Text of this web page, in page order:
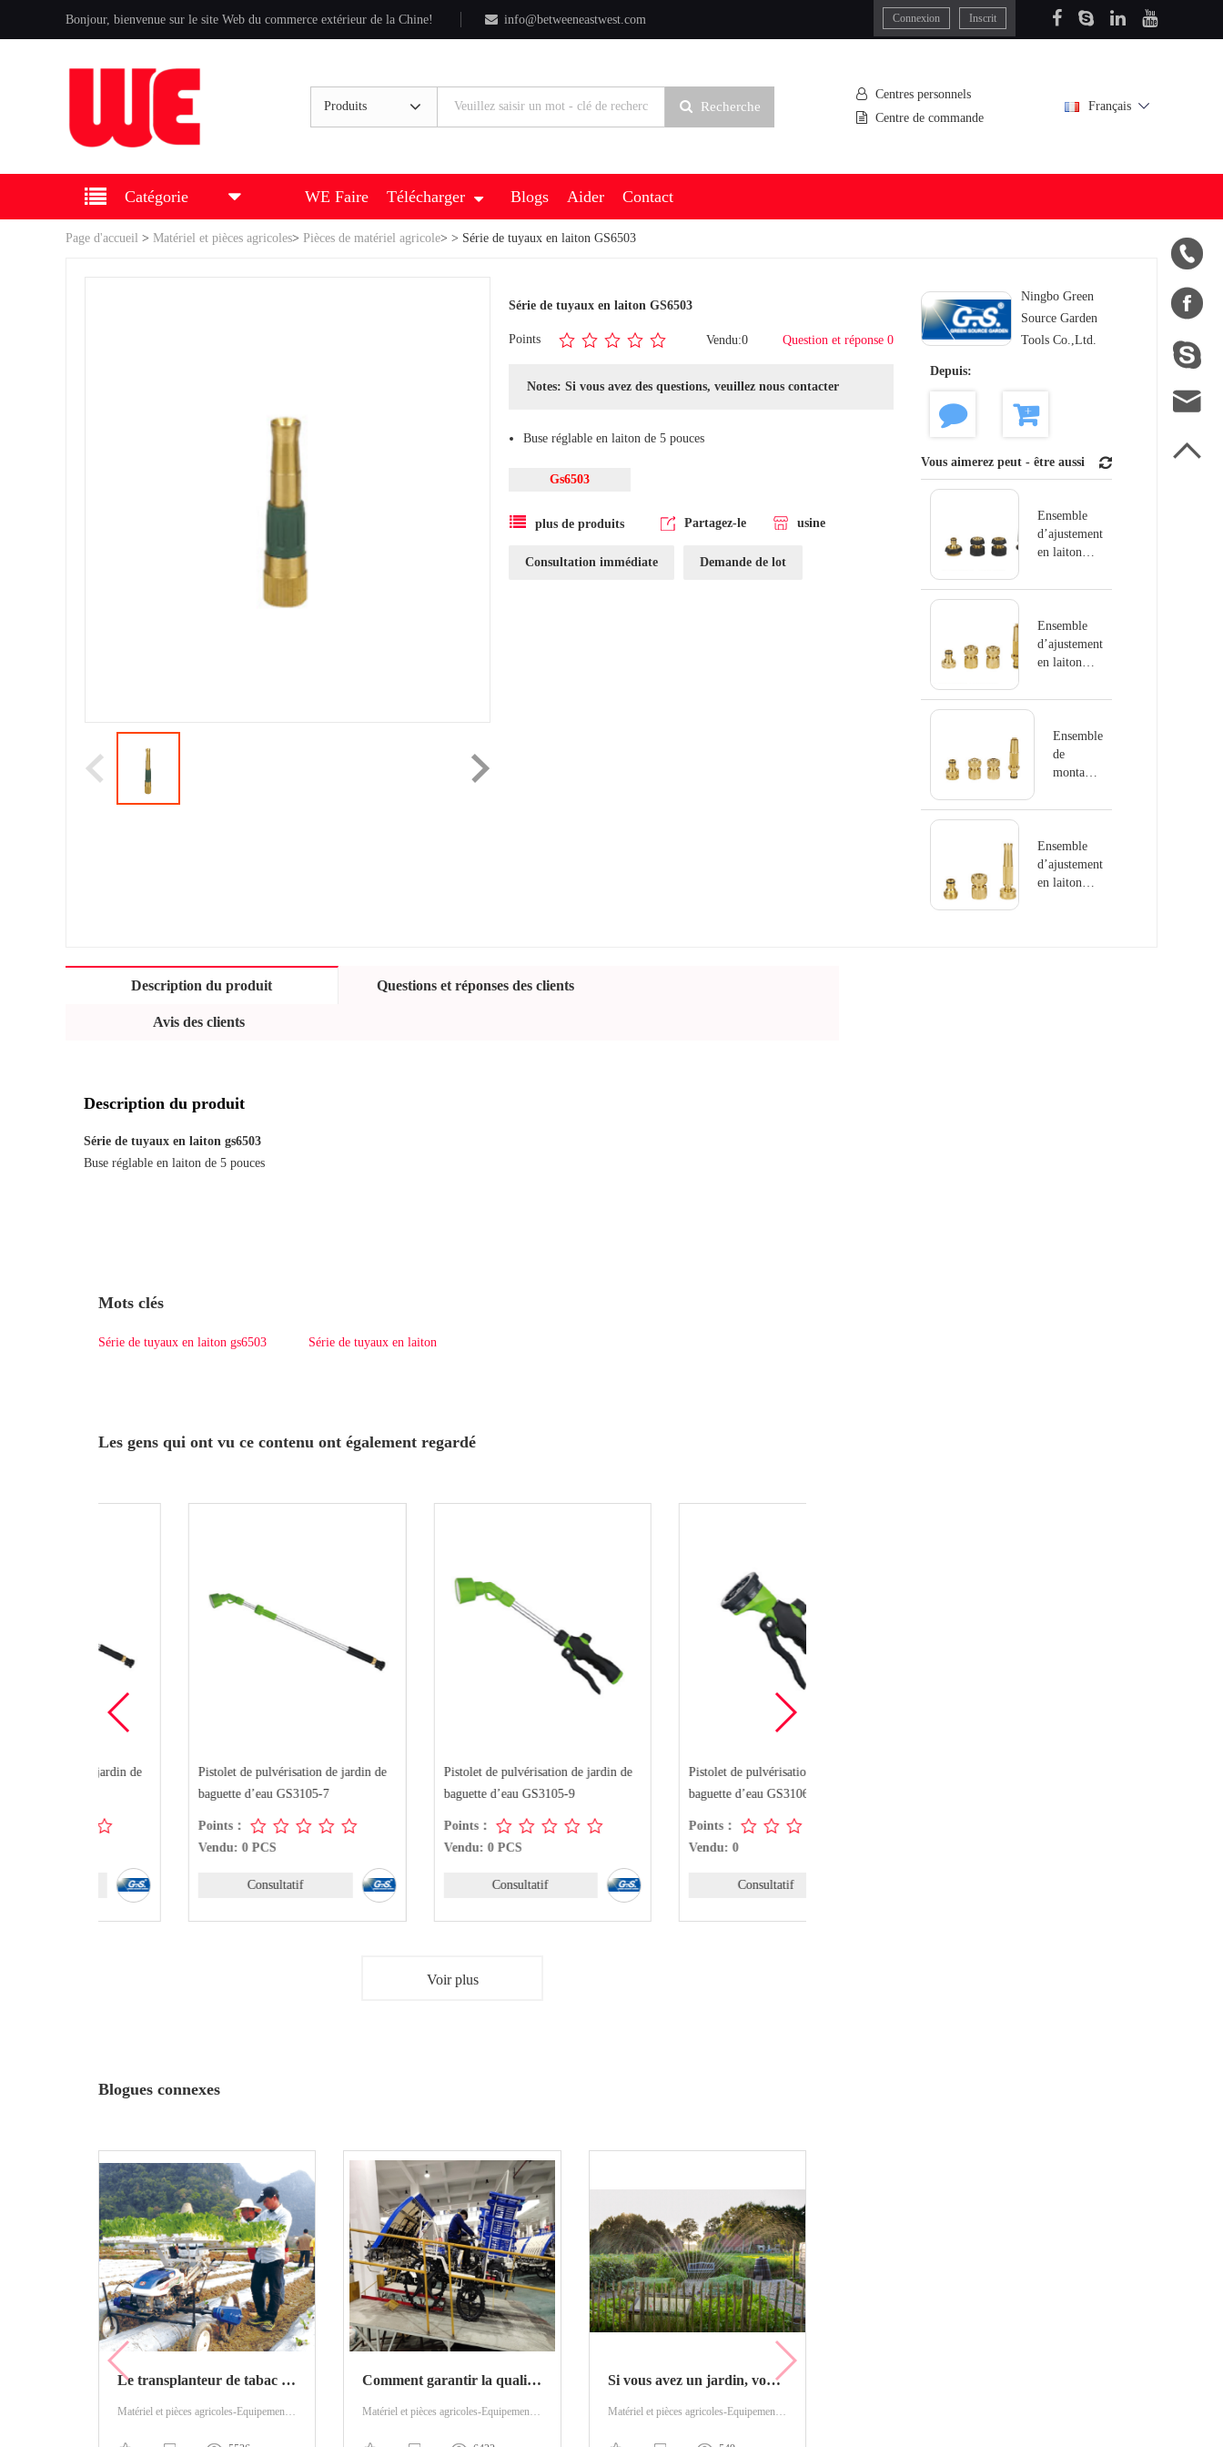
Bonjour, bienvenue sur le site Web du commerce extérieur de la Chine! info@betweeneastwest.com Connexion Inscrit





Produits Recherche
Centres personnels
Centre de commande
Français
Catégorie WE Faire Télécharger Blogs Aider Contact
Page d'accueil > Matériel et pièces agricoles> Pièces de matériel agricole> > Série de tuyaux en laiton GS6503
Série de tuyaux en laiton GS6503
Points Vendu:0 Question et réponse 0
Notes: Si vous avez des questions, veuillez nous contacter
Buse réglable en laiton de 5 pouces
Gs6503
plus de produits Partagez-le usine
Consultation immédiate Demande de lot
Ningbo Green
Source Garden
Tools Co.,Ltd.
Depuis:
Vous aimerez peut - être aussi
Ensemble
d’ajustement
en laiton
GS6606
Ensemble
d’ajustement
en laiton
GS6605
Ensemble
de
montage
4PCS
Ensemble
d’ajustement
en laiton
Description du produit Questions et réponses des clients
Avis des clients
Description du produit
Série de tuyaux en laiton gs6503
Buse réglable en laiton de 5 pouces
Mots clés
Série de tuyaux en laiton gs6503 Série de tuyaux en laiton
Les gens qui ont vu ce contenu ont également regardé
Pistolet de pulvérisation de jardin de
baguette d’eau GS3105-7
Points：
Pistolet de pulvérisation de jardin de
baguette d’eau GS3105-9
Points：
Pistolet de pulvérisation de jardin de
baguette d’eau GS3106-10
Points：
Voir plus
Blogues connexes
Le transplanteur de tabac et son processus de plantation
Matériel et pièces agricoles-Equipement agricole-Plantation de machines
Comment garantir la qualité transplantée de la Production?
Matériel et pièces agricoles-Equipement agricole-Plantation de machines
Si vous avez un jardin, vous pourriez avoir besoin d'un arroseur de jardin
Matériel et pièces agricoles-Equipement agricole-Irrigation